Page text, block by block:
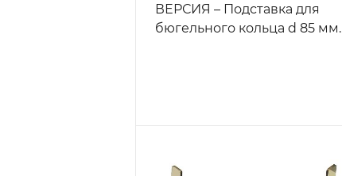
ВЕРСИЯ – Подставка для
бюгельного кольца d 85 мм.